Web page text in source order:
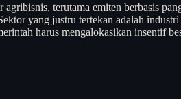
terutama emiten berbasis
yang justru tertekan adalah
harus mengalokasikan insentif